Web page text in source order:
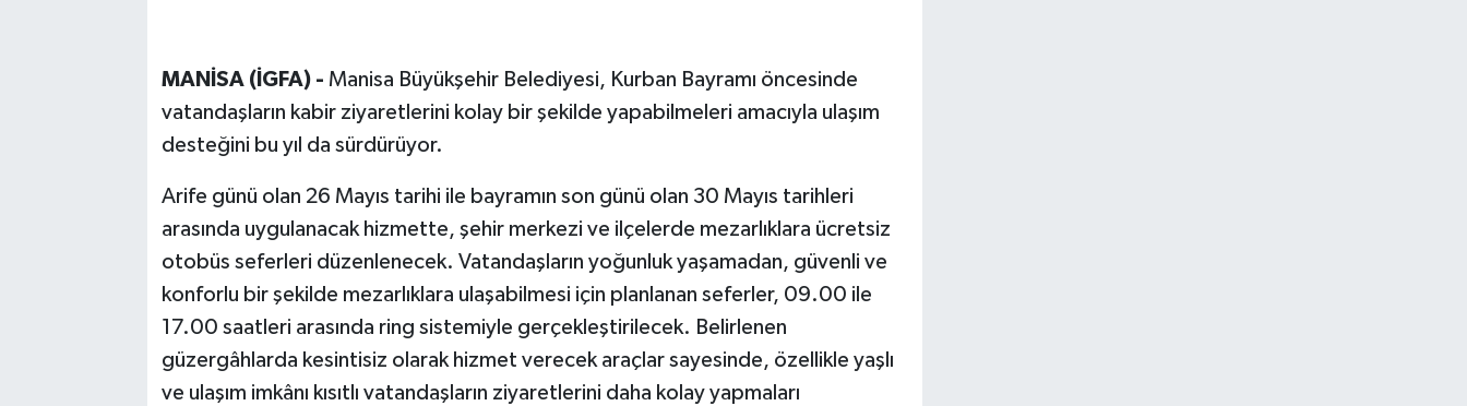
MANİSA (İGFA) - Manisa Büyükşehir Belediyesi, Kurban Bayramı öncesinde
vatandaşların kabir ziyaretlerini kolay bir şekilde yapabilmeleri amacıyla ulaşım
desteğini bu yıl da sürdürüyor.
Arife günü olan 26 Mayıs tarihi ile bayramın son günü olan 30 Mayıs tarihleri
arasında uygulanacak hizmette, şehir merkezi ve ilçelerde mezarlıklara ücretsiz
otobüs seferleri düzenlenecek. Vatandaşların yoğunluk yaşamadan, güvenli ve
konforlu bir şekilde mezarlıklara ulaşabilmesi için planlanan seferler, 09.00 ile
17.00 saatleri arasında ring sistemiyle gerçekleştirilecek. Belirlenen
güzergâhlarda kesintisiz olarak hizmet verecek araçlar sayesinde, özellikle yaşlı
ve ulaşım imkânı kısıtlı vatandaşların ziyaretlerini daha kolay yapmaları